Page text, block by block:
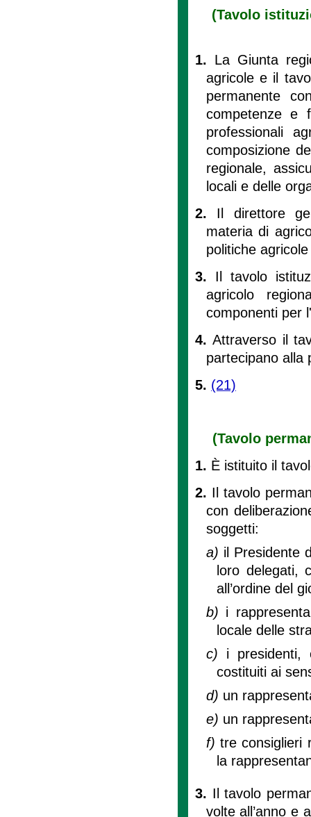
(Tavolo
1. La Giunta
agricole e il
permanente
competenze e
professionali
composizione
regionale,
locali e delle
2. Il direttore
materia di
politiche
3. Il tavolo
agricolo
componenti per
4.Attraverso il
partecipano alla
5. (21)
(Tavolo
1. È istituito il
2. Il tavolo
con
soggetti:
a) il Presidente
loro delegati,
all’ordine del
b) i
locale delle
c) i presidenti,
costituiti ai
d) un
e) un
f) tre consiglieri
la
3. Il tavolo
volte all’anno e